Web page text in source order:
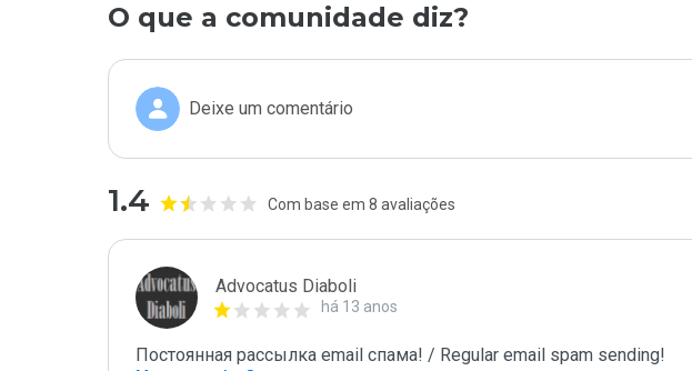
O que a comunidade diz?
Deixe um comentário
1.4 Com base em 8 avaliações
Advocatus Diaboli
há 13 anos
Постоянная рассылка email спама! / Regular email spam sending!